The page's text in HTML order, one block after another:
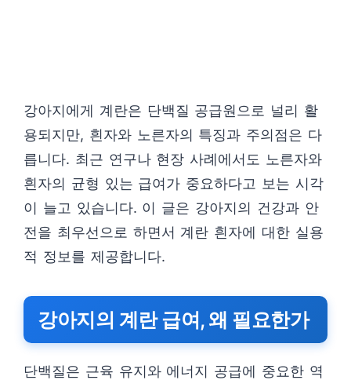
강아지에게 계란은 단백질 공급원으로 널리 활
용되지만, 흰자와 노른자의 특징과 주의점은 다
릅니다. 최근 연구나 현장 사례에서도 노른자와
흰자의 균형 있는 급여가 중요하다고 보는 시각
이 늘고 있습니다. 이 글은 강아지의 건강과 안
전을 최우선으로 하면서 계란 흰자에 대한 실용
적 정보를 제공합니다.
강아지의 계란 급여, 왜 필요한가
단백질은 근육 유지와 에너지 공급에 중요한 역